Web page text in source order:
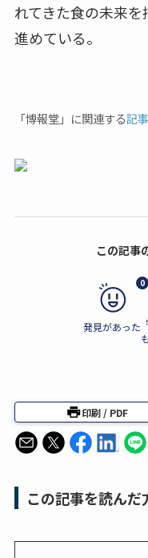
れてきた食の未来
進めている。
「博報堂」に関連する記
この記事
0
発見があった
印刷 / PDF
この記事を読ん